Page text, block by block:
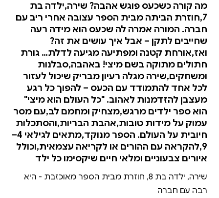
מה קורה כשכעס פוגש אהבה? שירה,ילדה בת
7,חוזרת הביתה מבית הספר עצובה אחרי ריב עם
חברה. המורה אמרה לה שכעס הוא מידה רעה
שחייבים לתקן – אבל איך עושים את זה?
ואז,אורחת קטנה ומפתיעה מגיעה לדלת… גורת
חתולים מתוקה בשם מיצי! באהבה,סבלנות
ומשחקים,שירה מגלה רעיון מבריק שיכול לעזור
לכל אחד להתמודד עם הכעס – להפוך כל רגע
מעצבן להזדמנות לאהוב. "כל העולם הוא מיצי"
הוא ספר ילדים מרגש,מצחיק ומחמם לב,עם מסר
עמוק על מידות טובות,אהבת הבריות,והסתכלות
חיובית על העולם. הספר מנוקד,מתאים לגילאי 4–
9,להקראה עם ההורים או לקריאה עצמאית,וכולל
איורים צבעוניים ומלאי חיים שיקסימו כל ילד
שירה, ילדה בת 8, חוזרת מבית הספר מאוכזבת - היא